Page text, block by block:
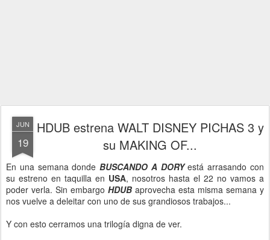
JUN
19
HDUB estrena WALT DISNEY PICHAS 3 y
su MAKING OF...
En una semana dondeBUSCANDO A DORYestá arrasando con
su estreno en taquilla en USA, nosotros hasta el 22 no vamos a
poder verla. Sin embargo HDUB aprovecha esta misma semana y
nos vuelve a deleitar con uno de sus grandiosos trabajos...
Y con esto cerramos una trilogía digna de ver.